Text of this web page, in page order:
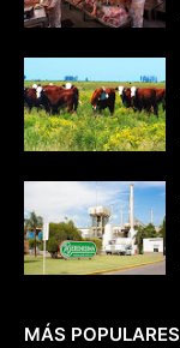
MÁS POPULARES